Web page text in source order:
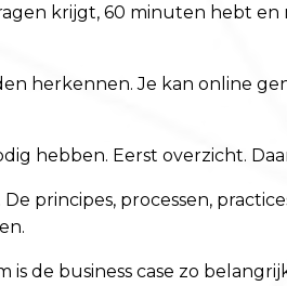
krijgt, 60 minuten hebt
herkennen. Je kan online
hebben. Eerst overzicht.
principes, processen,
de business case zo